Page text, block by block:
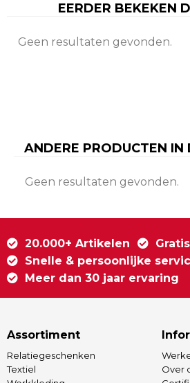
EERDER BEKEKEN
Geen resultaten gevonden.
ANDERE PRODUCTEN IN
Geen resultaten gevonden.
20.000+ Artikelen
Snelle & persoonlijke
Meer dan 30 jaar ervaring
Assortiment
Relatiegeschenken
Textiel
Over